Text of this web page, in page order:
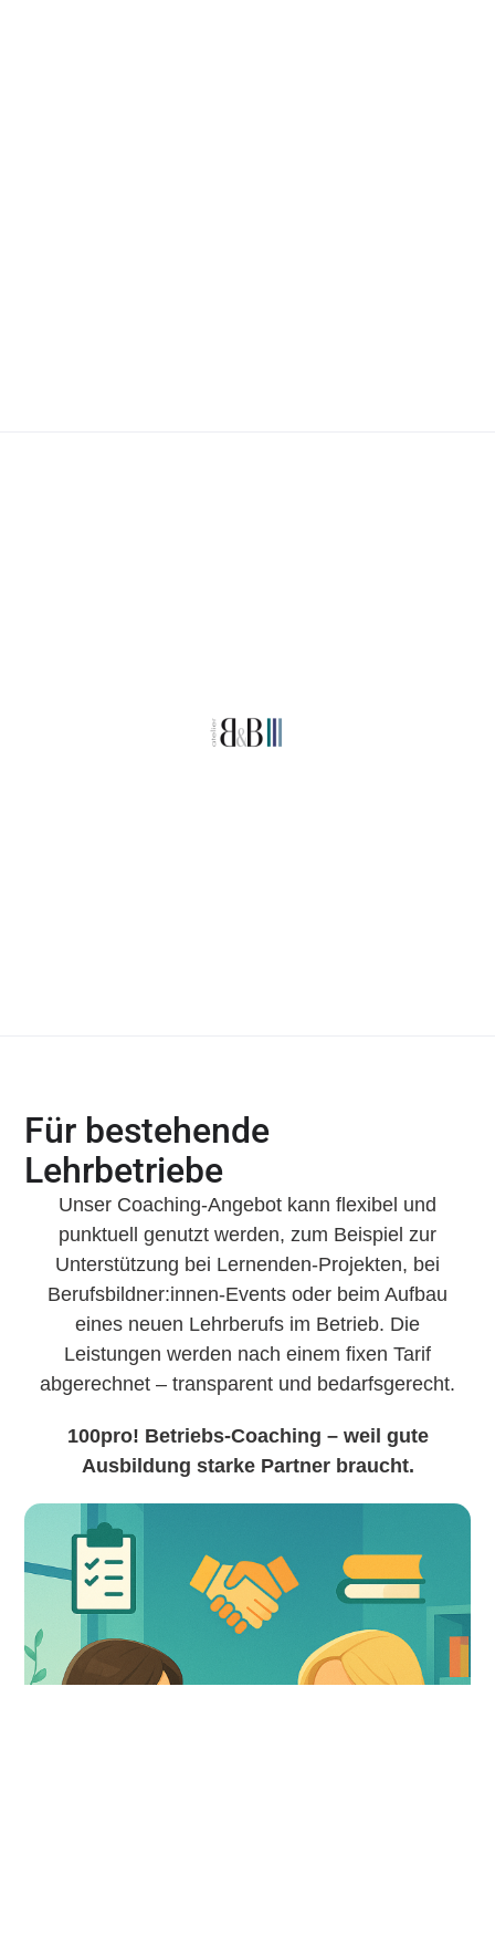
Für bestehende
Lehrbetriebe
Unser Coaching-Angebot kann flexibel und
punktuell genutzt werden, zum Beispiel zur
Unterstützung bei Lernenden-Projekten, bei
Berufsbildner:innen-Events oder beim Aufbau
eines neuen Lehrberufs im Betrieb. Die
Leistungen werden nach einem fixen Tarif
abgerechnet – transparent und bedarfsgerecht.
100pro! Betriebs-Coaching – weil gute
Ausbildung starke Partner braucht.